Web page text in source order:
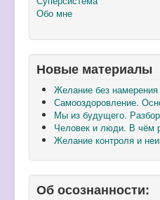
Обо мне
Новые материалы
Желание без
Самооздоровление.
Мы из будущего.
Человек и люди. В чём
Желание контроля и
Об осознанности: